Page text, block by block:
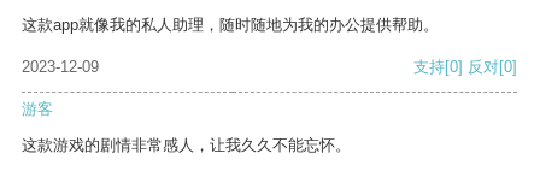
这款app就像我的私人助理，随时随地为我的办公提供帮助。
2023-12-09 支持[0] 反对[0]
游客
这款游戏的剧情非常感人，让我久久不能忘怀。